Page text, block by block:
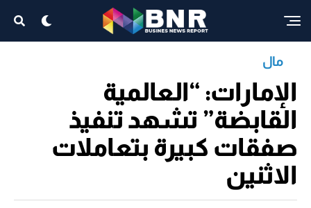
مال
الإمارات: “العالمية
القابضة” تشهد تنفيذ
صفقات كبيرة بتعاملات
الاثنين